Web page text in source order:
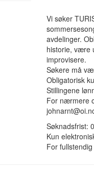
Vi søker
avdelinger.
historie, være
improvisere.
Søkere må
Obligatorisk
Stillingene
For nærmere
Søknadsfrist:
Kun
For